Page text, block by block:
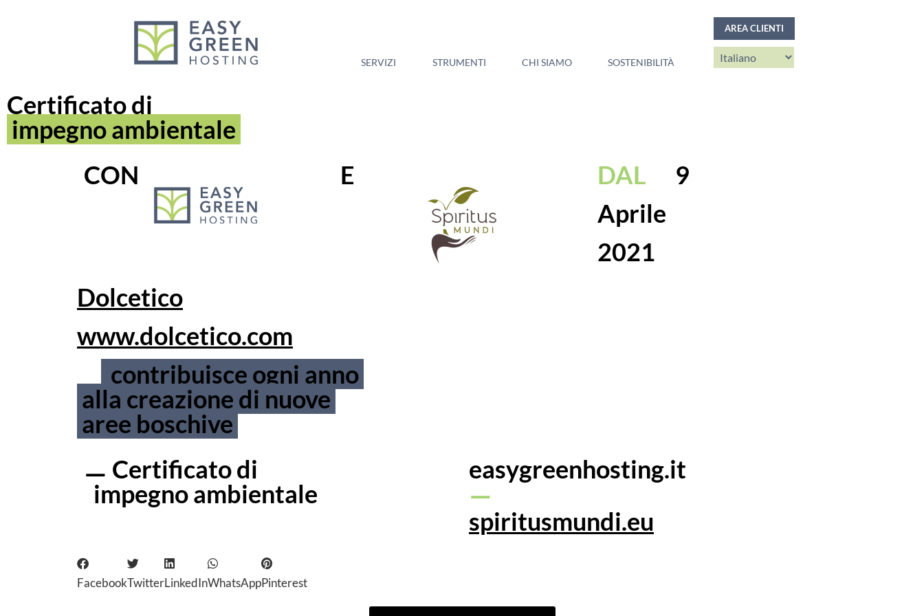
SERVIZI STRUMENTI CHI SIAMO SOSTENIBILITÀ
AREA CLIENTI
Certificato di
impegno ambientale
CON
E DAL 9
Aprile
2021
Dolcetico
www.dolcetico.com
contribuisce ogni anno
alla creazione di nuove
aree boschive
— Certificato di
impegno ambientale
easygreenhosting.it
—
spiritusmundi.eu
FacebookTwitterLinkedInWhatsAppPinterest